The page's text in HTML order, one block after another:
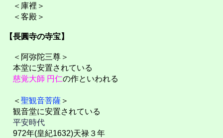
＜庫裡＞
＜客殿＞
【長圓寺の寺宝】
＜阿弥陀三尊＞
本堂に安置されている
慈覚大師 円仁の作といわれる
＜ 聖観音菩薩 ＞
観音堂に安置されている
平安時代
972年(皇紀1632)天禄３年